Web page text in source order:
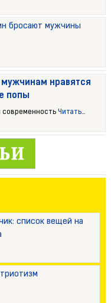
бросают мужчины
мужчинам нравятся
попы
современностьЧитать...
список вещей на